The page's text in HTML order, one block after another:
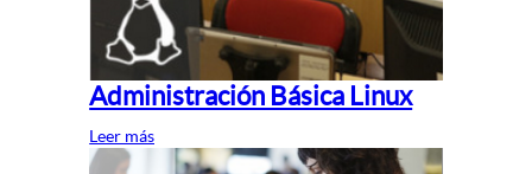
Administración Básica Linux
Leer más